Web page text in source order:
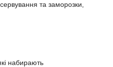
та заморозки,
набирають